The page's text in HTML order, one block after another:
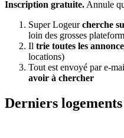
Inscription gratuite. Annule
Super Logeurcherche
loin des grosses
Il trie toutes les
locations)
Tout est envoyé par e-
avoir à chercher
Derniers